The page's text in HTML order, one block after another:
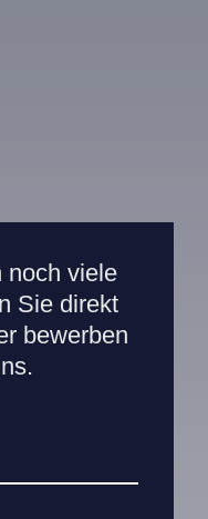
noch viele
Sie direkt
bewerben